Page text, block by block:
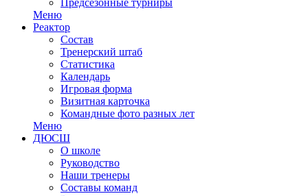
Предсезонные турниры
Меню
Реактор
Состав
Тренерский штаб
Статистика
Календарь
Игровая форма
Визитная карточка
Командные фото разных лет
Меню
ДЮСШ
О школе
Руководство
Наши тренеры
Составы команд